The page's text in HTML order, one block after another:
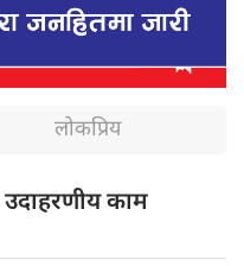
लोकप्रिय
उदाहरणीय काम